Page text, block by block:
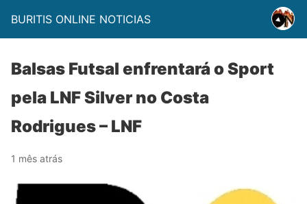
BURITIS ONLINE NOTICIAS
Balsas Futsal enfrentará o Sport
pela LNF Silver no Costa
Rodrigues – LNF
1 mês atrás